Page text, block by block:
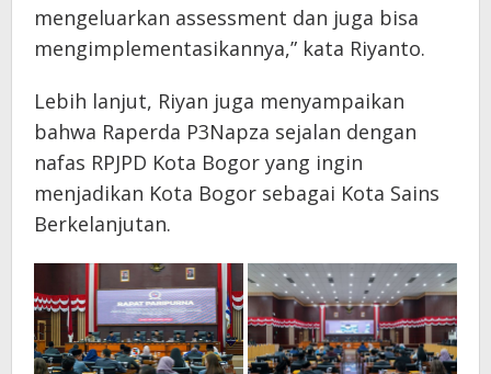
mengeluarkan assessment dan juga bisa
mengimplementasikannya,” kata Riyanto.
Lebih lanjut, Riyan juga menyampaikan
bahwa Raperda P3Napza sejalan dengan
nafas RPJPD Kota Bogor yang ingin
menjadikan Kota Bogor sebagai Kota Sains
Berkelanjutan.